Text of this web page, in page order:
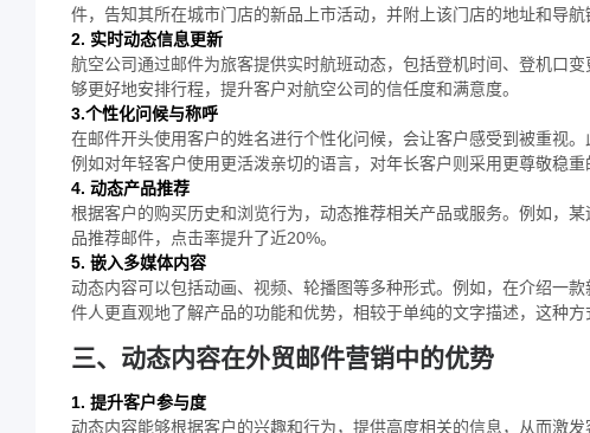
件，告知其所在城市门店的新品上市活动，并附上该门店的地址和导航
2. 实时动态信息更新
航空公司通过邮件为旅客提供实时航班动态，包括登机时间、登机口
够更好地安排行程，提升客户对航空公司的信任度和满意度。
3.个性化问候与称呼
在邮件开头使用客户的姓名进行个性化问候，会让客户感受到被重视
例如对年轻客户使用更活泼亲切的语言，对年长客户则采用更尊敬稳重
4. 动态产品推荐
根据客户的购买历史和浏览行为，动态推荐相关产品或服务。例如，
品推荐邮件，点击率提升了近20%。
5. 嵌入多媒体内容
动态内容可以包括动画、视频、轮播图等多种形式。例如，在介绍一
件人更直观地了解产品的功能和优势，相较于单纯的文字描述，这种方
三、动态内容在外贸邮件营销中的优势
1. 提升客户参与度
动态内容能够根据客户的兴趣和行为，提供高度相关的信息，从而激